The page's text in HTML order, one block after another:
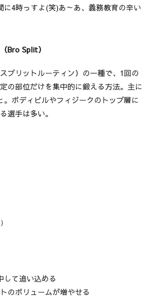
に4時っすよ(笑)あ～あ、義務教育の辛い
Bro Split）
プリットルーティン）の一種で、1回の
の部位だけを集中的に鍛える方法。主に
。ボディビルやフィジークのトップ層に
選手は多い。
して追い込める
のボリュームが増やせる